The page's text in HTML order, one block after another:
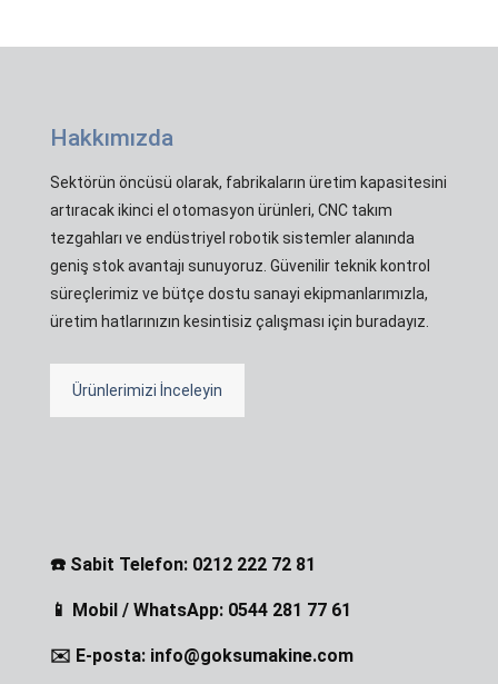
Hakkımızda
Sektörün öncüsü olarak, fabrikaların üretim kapasitesini
artıracak ikinci el otomasyon ürünleri, CNC takım
tezgahları ve endüstriyel robotik sistemler alanında
geniş stok avantajı sunuyoruz. Güvenilir teknik kontrol
süreçlerimiz ve bütçe dostu sanayi ekipmanlarımızla,
üretim hatlarınızın kesintisiz çalışması için buradayız.
Ürünlerimizi İnceleyin
☎️ Sabit Telefon: 0212 222 72 81
📱 Mobil / WhatsApp: 0544 281 77 61
✉️ E-posta: info@goksumakine.com